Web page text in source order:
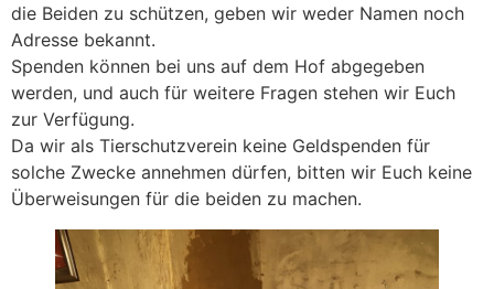
die Beiden zu schützen, geben wir weder Namen noch
Adresse bekannt.
Spenden können bei uns auf dem Hof abgegeben
werden, und auch für weitere Fragen stehen wir Euch
zur Verfügung.
Da wir als Tierschutzverein keine Geldspenden für
solche Zwecke annehmen dürfen, bitten wir Euch keine
Überweisungen für die beiden zu machen.